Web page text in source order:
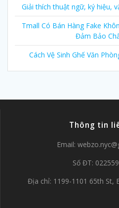
Giải thích thuật ngữ, ký hiệu,
Tmall Có Bán Hàng Fake
Đảm Bảo
Cách Vệ Sinh Ghế Văn
Thông tin
Email:
Số ĐT:
Địa chỉ: 1199-1101 65th St,